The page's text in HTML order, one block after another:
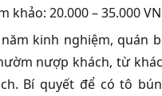
khảo: 20.000 – 35.000
kinh nghiệm, quán
nượp khách, từ
Bí quyết để có tô